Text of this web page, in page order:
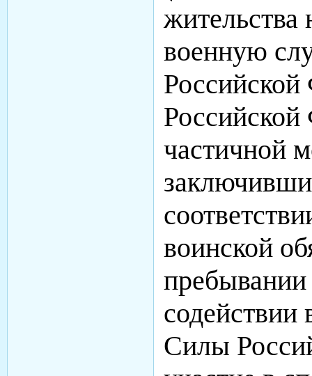
жительства
военную
Российской
частичной
воинской
Силы